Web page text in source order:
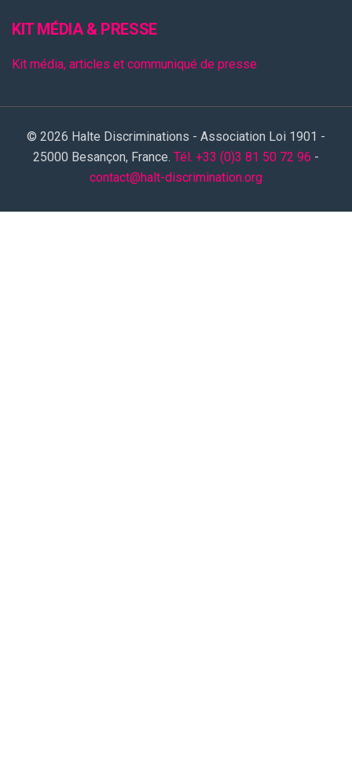
KIT MÉDIA & PRESSE
Kit média, articles et communiqué de presse
© 2026 Halte Discriminations - Association Loi 1901 -
25000 Besançon, France. Tél. +33 (0)3 81 50 72 96 -
contact@halt-discrimination.org